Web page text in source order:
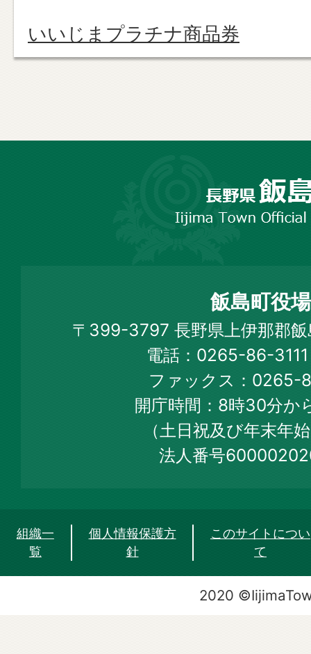
いいじまプラチナ商品券
Town
Official
Web
Site
飯島町役場
〒399-3797 長野県上伊那郡
電話：0265-86-
ファックス：0265-
開庁時間：8時30分か
（土日祝及び年末年
法人番号
組織一
覧
個人情報保護方
針
このサイトについ
て
2020